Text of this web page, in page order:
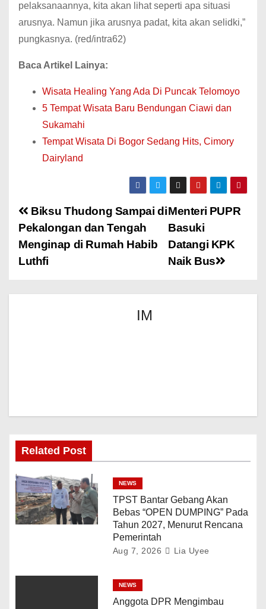
pelaksanaannya, kita akan lihat seperti apa situasi
arusnya. Namun jika arusnya padat, kita akan selidki,”
pungkasnya. (red/intra62)
Baca Artikel Lainya:
Wisata Healing Yang Ada Di Puncak Telomoyo
5 Tempat Wisata Baru Bendungan Ciawi dan
Sukamahi
Tempat Wisata Di Bogor Sedang Hits, Cimory
Dairyland
Menteri PUPR
Basuki
Datangi KPK
Naik Bus
Biksu Thudong Sampai di
Pekalongan dan Tengah
Menginap di Rumah Habib
Luthfi
IM
Related Post
NEWS
TPST Bantar Gebang Akan
Bebas “OPEN DUMPING” Pada
Tahun 2027, Menurut Rencana
Pemerintah
Aug 7, 2026 Lia Uyee
NEWS
Anggota DPR Mengimbau